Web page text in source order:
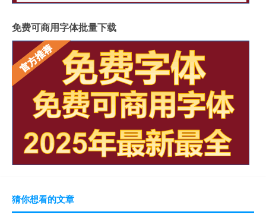
免费可商用字体批量下载
猜你想看的文章